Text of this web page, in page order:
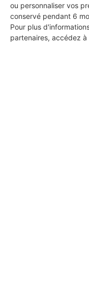
ou personnaliser vos
conservé pendant 6
Pour plus
partenaires, accédez à
Aucun autre